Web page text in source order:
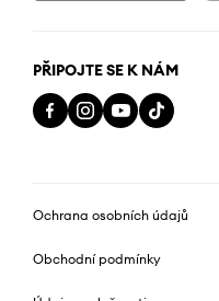
PŘIPOJTE SE K NÁM
Ochrana osobních údajů
Obchodní podmínky